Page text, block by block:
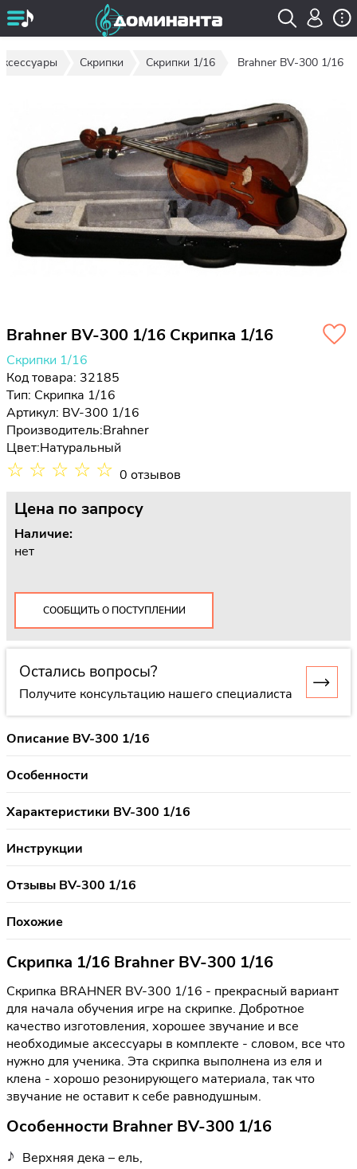
Скрипки Скрипки 1/16 Brahner BV-300 1/16
Brahner BV-300 1/16 Скрипка 1/16
Скрипки 1/16
Код товара: 32185
Тип: Скрипка 1/16
Артикул: BV-300 1/16
Производитель:Brahner
Цвет:Натуральный
☆ ☆ ☆ ☆ ☆ 0 отзывов
Цена по запросу
Наличие:
нет
СООБЩИТЬ О ПОСТУПЛЕНИИ
Остались вопросы?
Получите консультацию нашего специалиста
Описание BV-300 1/16
Особенности
Характеристики BV-300 1/16
Инструкции
Отзывы BV-300 1/16
Похожие
Скрипка 1/16 Brahner BV-300 1/16
Скрипка BRAHNER BV-300 1/16 - прекрасный вариант
для начала обучения игре на скрипке. Добротное
качество изготовления, хорошее звучание и все
необходимые аксессуары в комплекте - словом, все что
нужно для ученика. Эта скрипка выполнена из еля и
клена - хорошо резонирующего материала, так что
звучание не оставит к себе равнодушным.
Особенности Brahner BV-300 1/16
Верхняя дека – ель,